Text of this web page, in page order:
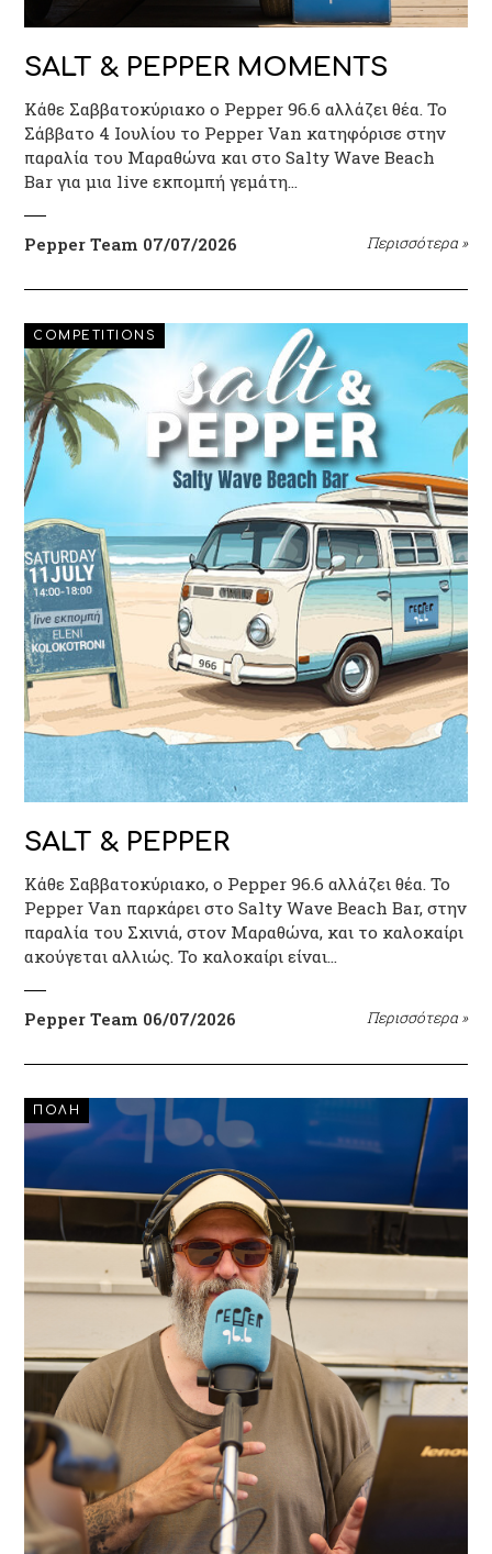
SALT & PEPPER MOMENTS
Κάθε Σαββατοκύριακο ο Pepper 96.6 αλλάζει θέα. Το
Σάββατο 4 Ιουλίου το Pepper Van κατηφόρισε στην
παραλία του Μαραθώνα και στο Salty Wave Beach
Bar για μια live εκπομπή γεμάτη…
Pepper Team 07/07/2026 Περισσότερα »
COMPETITIONS
SALT & PEPPER
Κάθε Σαββατοκύριακο, ο Pepper 96.6 αλλάζει θέα. Το
Pepper Van παρκάρει στο Salty Wave Beach Bar, στην
παραλία του Σχινιά, στον Μαραθώνα, και το καλοκαίρι
ακούγεται αλλιώς. Το καλοκαίρι είναι…
Pepper Team 06/07/2026 Περισσότερα »
ΠΟΛΗ